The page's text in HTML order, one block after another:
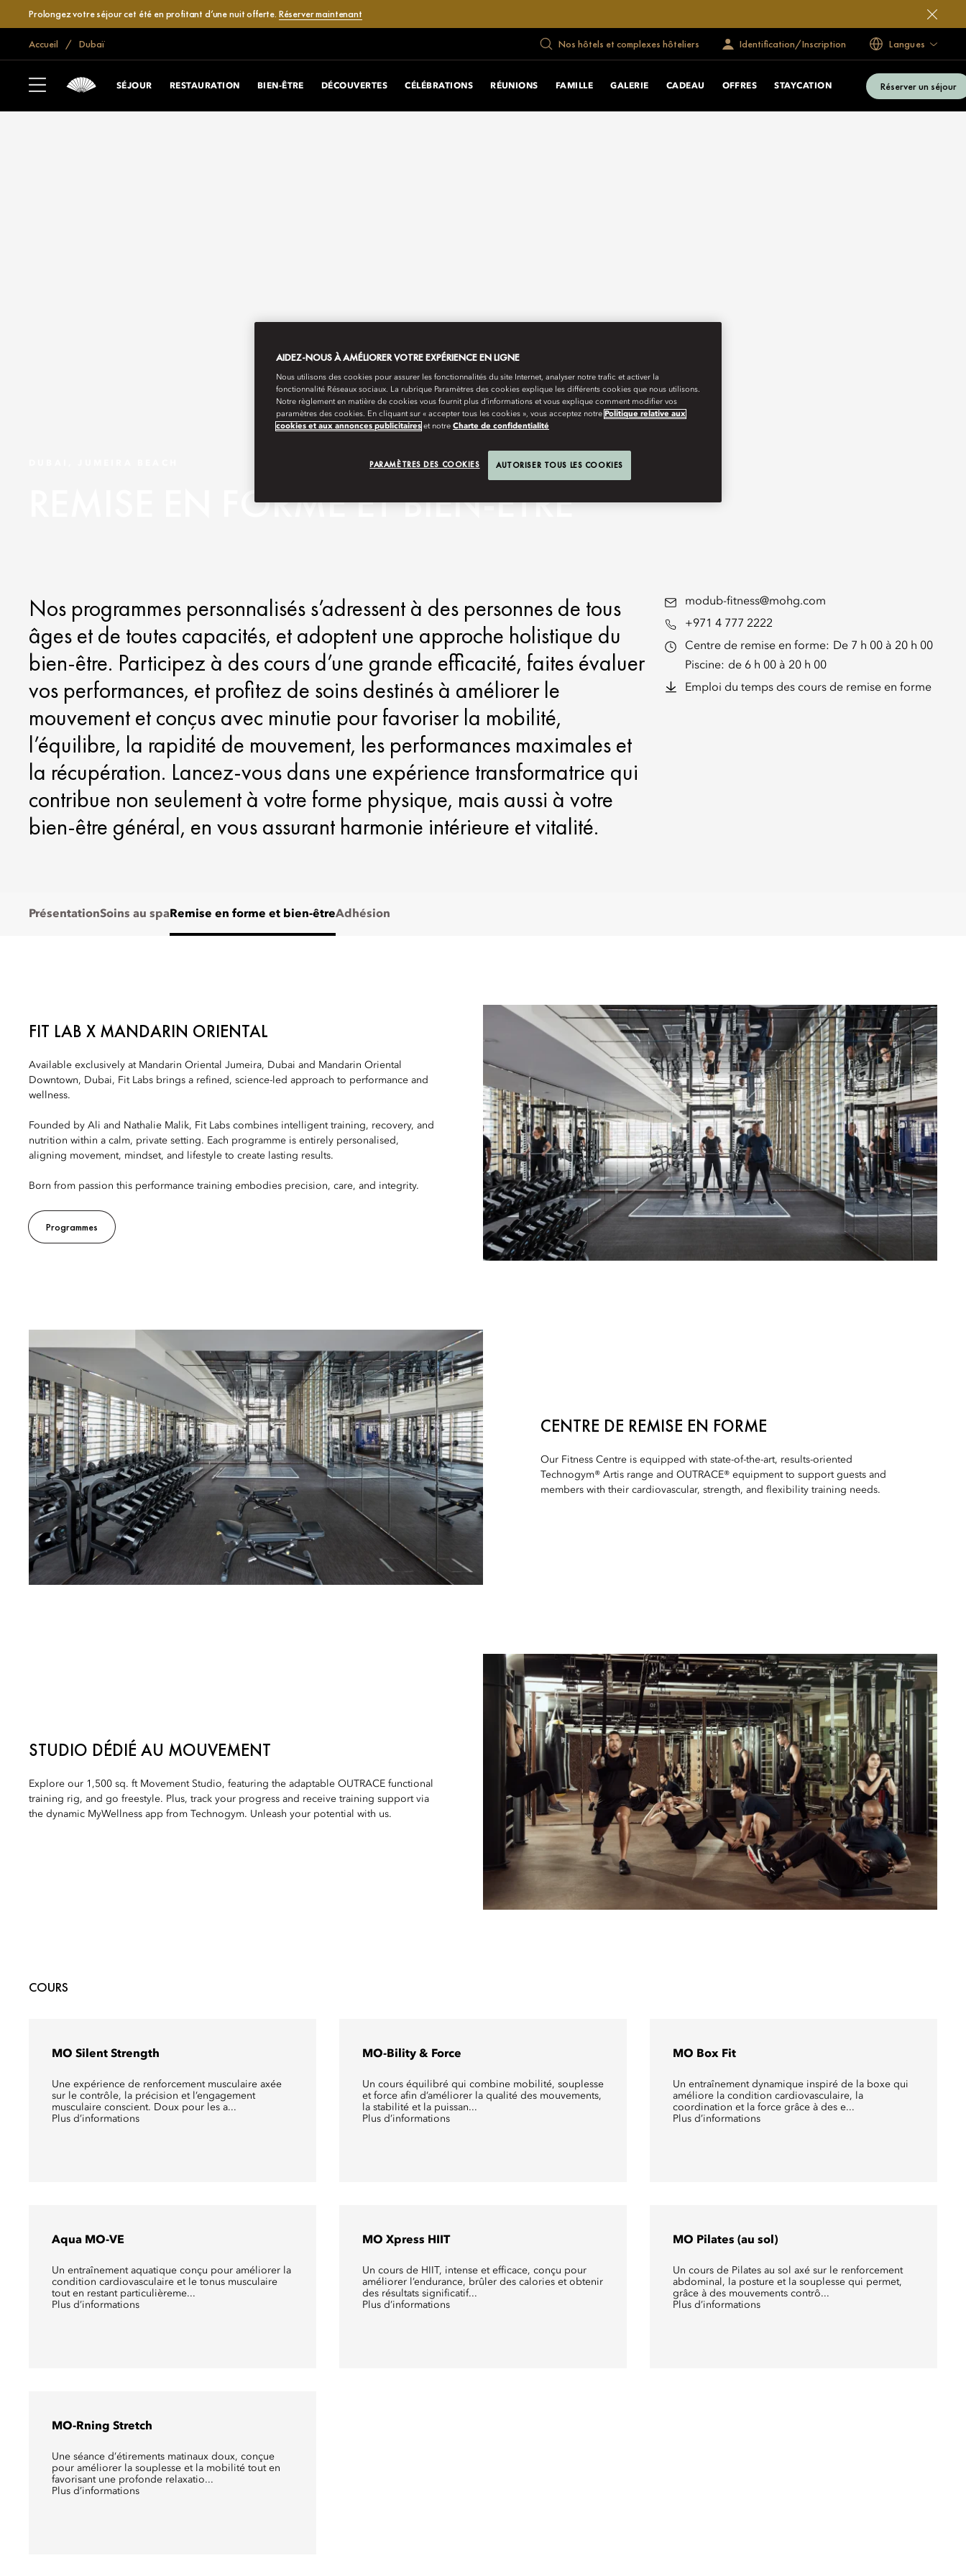
Prolongez votre séjour cet été en profitant d’une nuit offerte. Réserver maintenant
Accueil Dubaï Nos hôtels et complexes hôteliers Identification/Inscription Langues
SÉJOUR RESTAURATION BIEN-ÊTRE DÉCOUVERTES CÉLÉBRATIONS RÉUNIONS FAMILLE GALERIE CADEAU OFFRES STAYCATION Réserver un séjour
REMISE EN FORME ET BIEN-ÊTRE
Nos programmes personnalisés s’adressent à des personnes de tous
âges et de toutes capacités, et adoptent une approche holistique du
bien-être. Participez à des cours d’une grande efficacité, faites évaluer
vos performances, et profitez de soins destinés à améliorer le
mouvement et conçus avec minutie pour favoriser la mobilité,
l’équilibre, la rapidité de mouvement, les performances maximales et
la récupération. Lancez-vous dans une expérience transformatrice qui
contribue non seulement à votre forme physique, mais aussi à votre
bien-être général, en vous assurant harmonie intérieure et vitalité.
modub-fitness@mohg.com
+971 4 777 2222
Centre de remise en forme: De 7 h 00 à 20 h 00
Piscine: de 6 h 00 à 20 h 00
Emploi du temps des cours de remise en forme
PrésentationSoins au spa Remise en forme et bien-êtreAdhésion
FIT LAB X MANDARIN ORIENTAL
Available exclusively at Mandarin Oriental Jumeira, Dubai and Mandarin Oriental
Downtown, Dubai, Fit Labs brings a refined, science-led approach to performance and
wellness.
Founded by Ali and Nathalie Malik, Fit Labs combines intelligent training, recovery, and
nutrition within a calm, private setting. Each programme is entirely personalised,
aligning movement, mindset, and lifestyle to create lasting results.
Born from passion this performance training embodies precision, care, and integrity.
Programmes
CENTRE DE REMISE EN FORME
Our Fitness Centre is equipped with state-of-the-art, results-oriented
Technogym® Artis range and OUTRACE® equipment to support guests and
members with their cardiovascular, strength, and flexibility training needs.
STUDIO DÉDIÉ AU MOUVEMENT
Explore our 1,500 sq. ft Movement Studio, featuring the adaptable OUTRACE functional
training rig, and go freestyle. Plus, track your progress and receive training support via
the dynamic MyWellness app from Technogym. Unleash your potential with us.
COURS
MO Silent Strength
Une expérience de renforcement musculaire axée
sur le contrôle, la précision et l’engagement
musculaire conscient. Doux pour les a...
Plus d’informations
MO-Bility & Force
Un cours équilibré qui combine mobilité, souplesse
et force afin d’améliorer la qualité des mouvements,
la stabilité et la puissan...
Plus d’informations
MO Box Fit
Un entraînement dynamique inspiré de la boxe qui
améliore la condition cardiovasculaire, la
coordination et la force grâce à des e...
Plus d’informations
Aqua MO-VE
Un entraînement aquatique conçu pour améliorer la
condition cardiovasculaire et le tonus musculaire
tout en restant particulièreme...
Plus d’informations
MO Xpress HIIT
Un cours de HIIT, intense et efficace, conçu pour
améliorer l’endurance, brûler des calories et obtenir
des résultats significatif...
Plus d’informations
MO Pilates (au sol)
Un cours de Pilates au sol axé sur le renforcement
abdominal, la posture et la souplesse qui permet,
grâce à des mouvements contrô...
Plus d’informations
MO-Rning Stretch
Une séance d’étirements matinaux doux, conçue
pour améliorer la souplesse et la mobilité tout en
favorisant une profonde relaxatio...
Plus d’informations
AIDEZ-NOUS À AMÉLIORER VOTRE EXPÉRIENCE EN LIGNE
Nous utilisons des cookies pour assurer les fonctionnalités du site Internet, analyser notre trafic et activer la
fonctionnalité Réseaux sociaux. La rubrique Paramètres des cookies explique les différents cookies que nous utilisons.
Notre règlement en matière de cookies vous fournit plus d’informations et vous explique comment modifier vos
paramètres des cookies. En cliquant sur « accepter tous les cookies », vous acceptez notre Politique relative aux
cookies et aux annonces publicitaires et notre Charte de confidentialité
PARAMÈTRES DES COOKIES AUTORISER TOUS LES COOKIES